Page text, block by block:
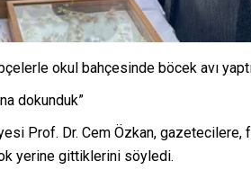
okul bahçesinde böcek avı
dokunduk”
Prof. Dr. Cem Özkan, gazetecilere,
yerine gittiklerini söyledi.